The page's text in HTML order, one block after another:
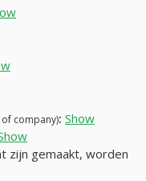
company): Show
zijn gemaakt, worden